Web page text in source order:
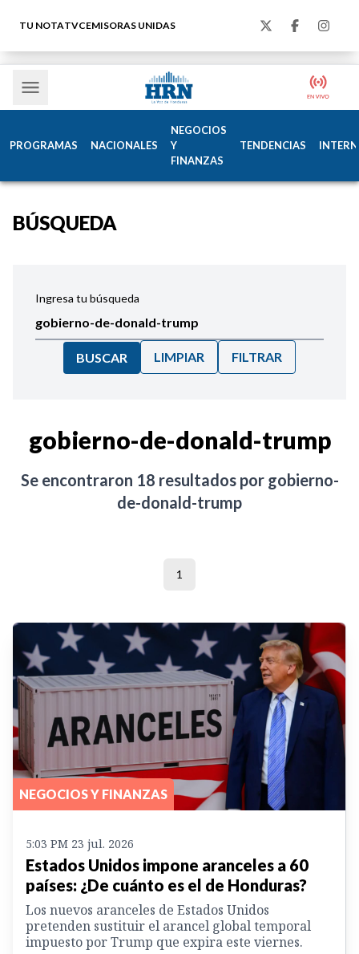
TU NOTATVCEMISORAS UNIDAS
PROGRAMAS NACIONALES
NEGOCIOS
Y
FINANZAS
TENDENCIAS
BÚSQUEDA
Ingresa tu búsqueda
BUSCAR LIMPIAR FILTRAR
gobierno-de-donald-trump
Se encontraron 18 resultados por gobierno-
de-donald-trump
1
NEGOCIOS Y FINANZAS
5:03 PM 23 jul. 2026
Estados Unidos impone aranceles a 60
países: ¿De cuánto es el de Honduras?
Los nuevos aranceles de Estados Unidos
pretenden sustituir el arancel global temporal
impuesto por Trump que expira este viernes.